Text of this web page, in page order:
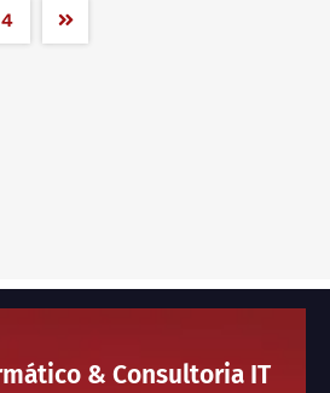
4
& Consultoria IT